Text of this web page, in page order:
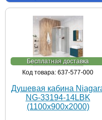
Бесплатная доставка
Код товара: 637-577-000
Душевая кабина
NG-33194-14LBK
(1100х900х2000)